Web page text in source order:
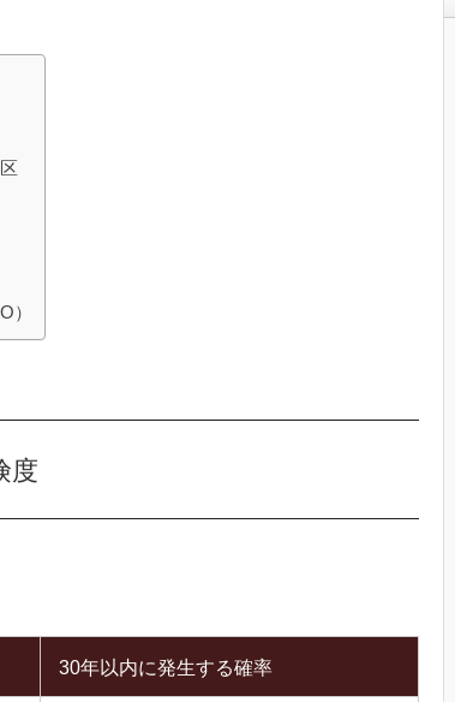
）
度
30年以内に発生する確率